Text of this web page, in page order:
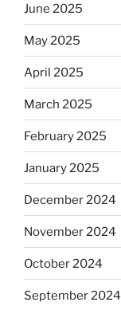
June 2025
May 2025
April 2025
March 2025
February 2025
January 2025
December 2024
November 2024
October 2024
September 2024